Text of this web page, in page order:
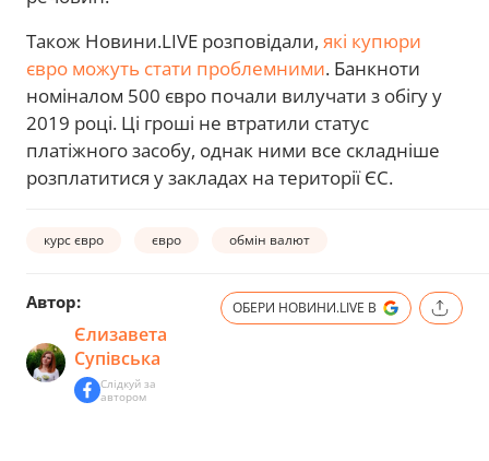
Також Новини.LIVE розповідали, які купюри
євро можуть стати проблемними. Банкноти
номіналом 500 євро почали вилучати з обігу у
2019 році. Ці гроші не втратили статус
платіжного засобу, однак ними все складніше
розплатитися у закладах на території ЄС.
курс євро євро обмін валют
Автор:
Єлизавета
Супівська
Слідкуй за
автором
ОБЕРИ НОВИНИ.LIVE В